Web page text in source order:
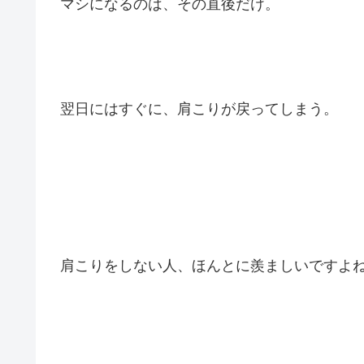
マシになるのは、その直後だけ。
翌日にはすぐに、肩こりが戻ってしまう。
肩こりをしない人、ほんとに羨ましいですよ